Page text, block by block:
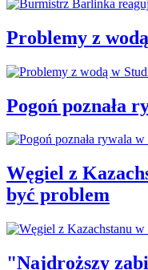
Problemy z
Pogoń poznała
Węgiel z
być problem
"Najdroższy